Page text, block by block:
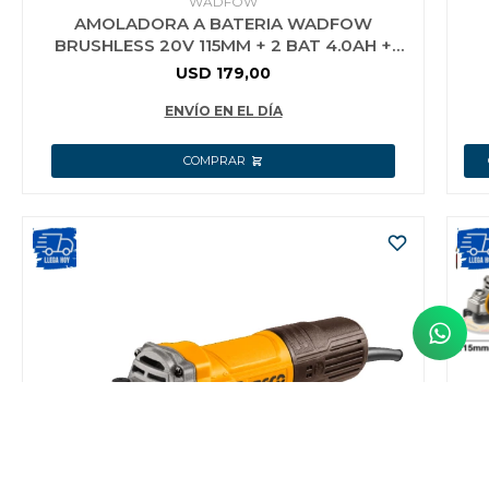
AMOLADORA A BATERIA WADFOW
BRUSHLESS 20V 115MM + 2 BAT 4.0AH +
CARGADOR
USD 179,00
ENVÍO EN EL DÍA